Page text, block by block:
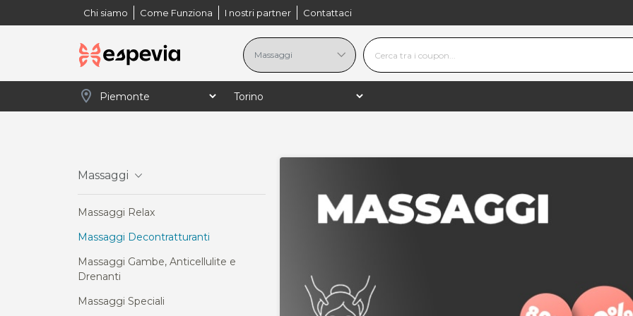
Chi siamo Come Funziona I nostri partner Contattaci
location_on
Massaggi
Massaggi Relax
Massaggi Decontratturanti
Massaggi Gambe, Anticellulite e
Drenanti
Massaggi Speciali